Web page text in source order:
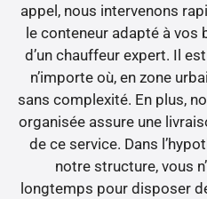
appel, nous intervenons
le conteneur adapté à vos
d’un chauffeur expert. Il
n’importe où, en zone
sans complexité. En plus,
organisée assure une
de ce service. Dans
notre structure, vous
longtemps pour disposer